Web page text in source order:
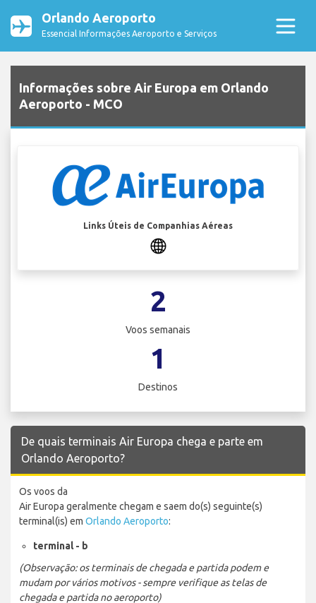
Orlando Aeroporto
Essencial Informações Aeroporto e Serviços
Informações sobre Air Europa em Orlando
Aeroporto - MCO
Links Úteis de Companhias Aéreas
2
Voos semanais
1
Destinos
De quais terminais Air Europa chega e parte em
Orlando Aeroporto?
Os voos da
Air Europa geralmente chegam e saem do(s) seguinte(s)
terminal(is) em Orlando Aeroporto:
terminal - b
(Observação: os terminais de chegada e partida podem e
mudam por vários motivos - sempre verifique as telas de
chegada e partida no aeroporto)